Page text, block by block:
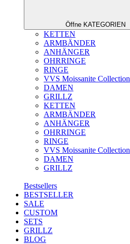
Öffne KATEGORIEN
KETTEN
ARMBÄNDER
ANHÄNGER
OHRRINGE
RINGE
VVS Moissanite Collection
DAMEN
GRILLZ
KETTEN
ARMBÄNDER
ANHÄNGER
OHRRINGE
RINGE
VVS Moissanite Collection
DAMEN
GRILLZ
Bestsellers
BESTSELLER
SALE
CUSTOM
SETS
GRILLZ
BLOG